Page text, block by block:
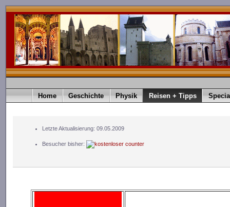
Home Geschichte Physik Reisen + Tipps
Letzte Aktualisierung: 09.05.2009
Besucher bisher: